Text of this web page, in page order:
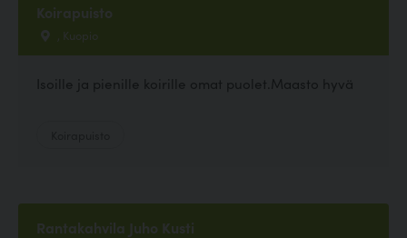
Koirapuisto
, Kuopio
Isoille ja pienille koirille omat puolet.Maasto hyvä
Rantakahvila Juho Kusti